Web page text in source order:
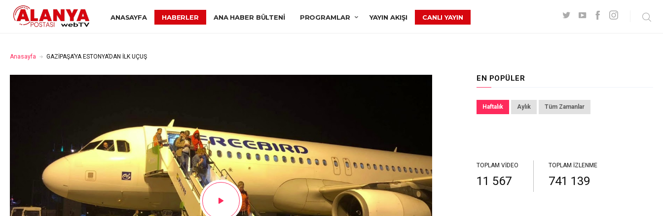
ANASAYFA HABERLER ANA HABER BÜLTENI PROGRAMLAR YAYIN AKIŞI CANLI YAYIN
Anasayfa GAZİPAŞA’YA ESTONYA’DAN İLK UÇUŞ
EN POPÜLER
Haftalık Aylık Tüm Zamanlar
TOPLAM VIDEO
11 567
TOPLAM İZLENME
741 139